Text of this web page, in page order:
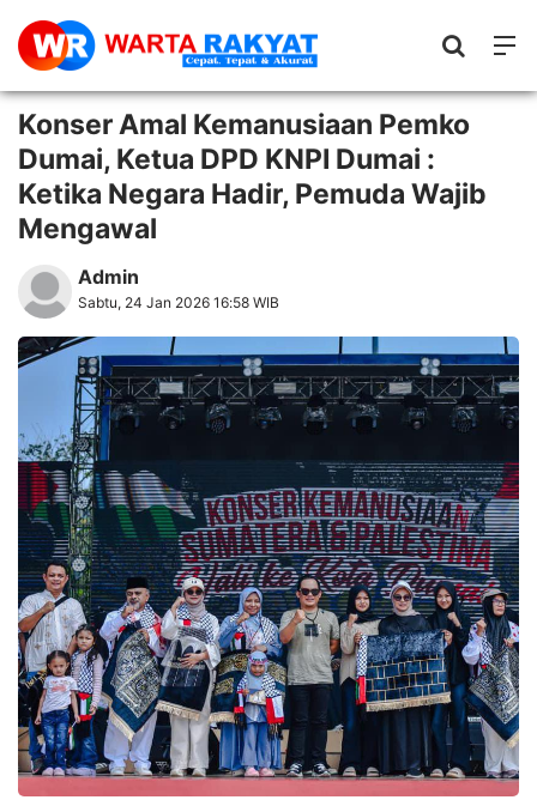
Konser Amal Kemanusiaan Pemko
Dumai, Ketua DPD KNPI Dumai :
Ketika Negara Hadir, Pemuda Wajib
Mengawal
Admin
Sabtu, 24 Jan 2026 16:58 WIB